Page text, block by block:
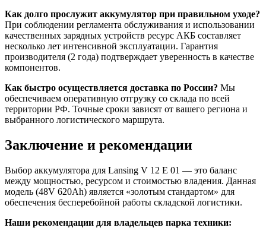
Как долго прослужит аккумулятор при правильном уходе?
При соблюдении регламента обслуживания и использовании
качественных зарядных устройств ресурс АКБ составляет
несколько лет интенсивной эксплуатации. Гарантия
производителя (2 года) подтверждает уверенность в качестве
компонентов.
Как быстро осуществляется доставка по России? Мы
обеспечиваем оперативную отгрузку со склада по всей
территории РФ. Точные сроки зависят от вашего региона и
выбранного логистического маршрута.
Заключение и рекомендации
Выбор аккумулятора для Lansing V 12 E 01 — это баланс
между мощностью, ресурсом и стоимостью владения. Данная
модель (48V 620Ah) является «золотым стандартом» для
обеспечения бесперебойной работы складской логистики.
Наши рекомендации для владельцев парка техники: